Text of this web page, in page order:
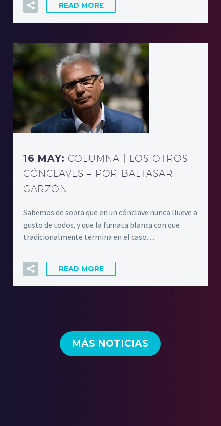
READ MORE
16 MAY: COLUMNA | LOS OTROS
CÓNCLAVES – POR BALTASAR
GARZÓN
Sabemos de sobra que en un cónclave nunca llueve a
gusto de todos, y que la fumata blanca con que
tradicionalmente termina en el caso…
READ MORE
MÁS NOTICIAS